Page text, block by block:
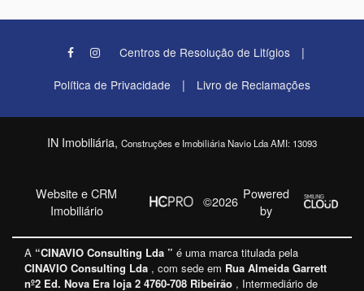
Centros de Resolução de Litígios |
Política de Privacidade | Livro de Reclamações
IN Imobiliária, Construções e Imobiliária Navio Lda AMI: 13093
Website e CRM
Imobiliário
©2026 Powered
by
A “CINAVIO Consulting Lda ” é uma marca titulada pela
CINAVIO Consulting Lda , com sede em Rua Almeida Garrett
nº2 Ed. Nova Era loja 2 4760-708 Ribeirão , Intermediário de